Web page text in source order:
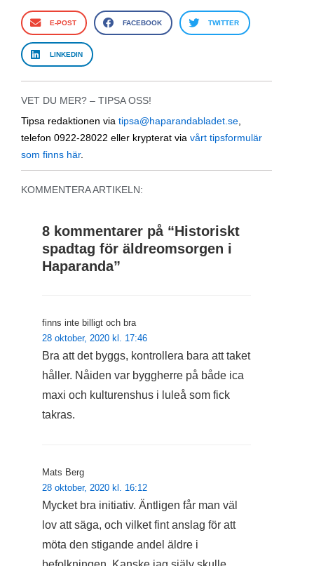
E-POST FACEBOOK TWITTER
LINKEDIN
VET DU MER? – TIPSA OSS!
Tipsa redaktionen via tipsa@haparandabladet.se,
telefon 0922-28022 eller krypterat via vårt tipsformulär
som finns här.
KOMMENTERA ARTIKELN:
8 kommentarer på “Historiskt
spadtag för äldreomsorgen i
Haparanda”
finns inte billigt och bra
28 oktober, 2020 kl. 17:46
Bra att det byggs, kontrollera bara att taket
håller. Nåiden var byggherre på både ica
maxi och kulturenshus i luleå som fick
takras.
Mats Berg
28 oktober, 2020 kl. 16:12
Mycket bra initiativ. Äntligen får man väl
lov att säga, och vilket fint anslag för att
möta den stigande andel äldre i